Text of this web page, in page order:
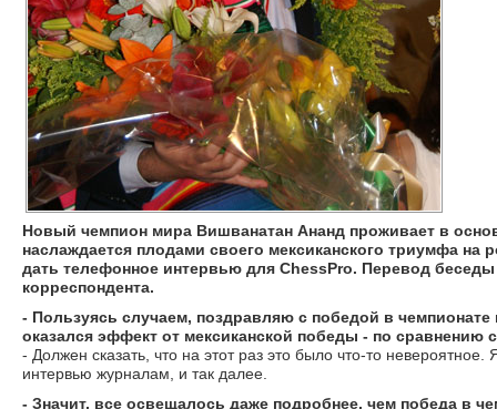
Новый чемпион мира Вишванатан Ананд проживает в
наслаждается плодами своего мексиканского триумфа
дать телефонное интервью для ChessPro. Перевод беседы
корреспондента.
- Пользуясь случаем, поздравляю с победой в
оказался эффект от мексиканской победы - по
- Должен сказать, что на этот раз это было что-то
интервью журналам, и так далее.
- Значит, все освещалось даже подробнее, чем победа в